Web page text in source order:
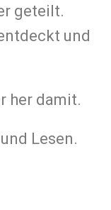
geteilt.
und
her damit.
Lesen.